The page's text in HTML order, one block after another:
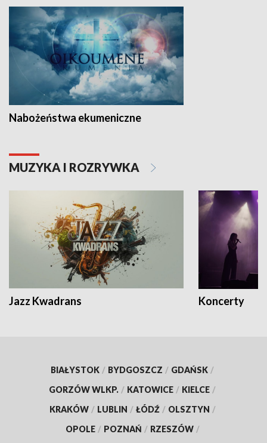
Nabożeństwa ekumeniczne
MUZYKA I ROZRYWKA
Jazz Kwadrans Koncerty
BIAŁYSTOK / BYDGOSZCZ / GDAŃSK /
GORZÓW WLKP. / KATOWICE / KIELCE /
KRAKÓW / LUBLIN / ŁÓDŹ / OLSZTYN /
OPOLE / POZNAŃ / RZESZÓW /